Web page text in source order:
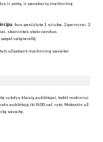
ir pietų, ir pavakarių maitinimą
: bus pasiūlyta 1 sriuba, 2 garnyrai, 2
skanintas stalo vanduo.
pagal valgiaraštį.
užsakant maitinimą savaitei
vykdys klasių auklėtojai, todėl mokiniui
auklėtoją iki 8.00 val. ryto. Mokestis už
savaitę.